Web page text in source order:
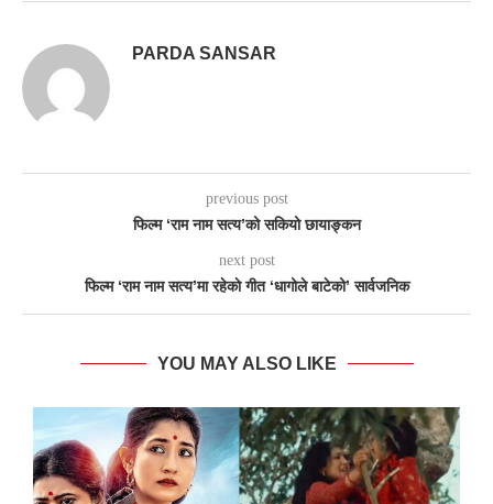
PARDA SANSAR
previous post
फिल्म ‘राम नाम सत्य’को सकियो छायाङ्कन
next post
फिल्म ‘राम नाम सत्य’मा रहेकाे गीत ‘धागोले बाटेको’ सार्वजनिक
YOU MAY ALSO LIKE